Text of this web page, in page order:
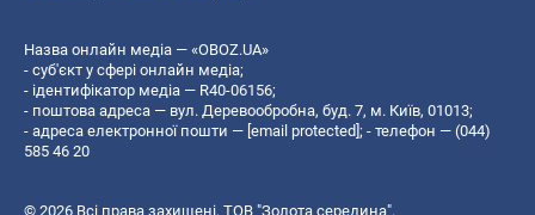
Назва онлайн медіа — «OBOZ.UA»
- суб'єкт у сфері онлайн медіа;
- ідентифікатор медіа — R40-06156;
- поштова адреса — вул. Деревообробна, буд. 7, м. Київ, 01013;
- адреса електронної пошти — [email protected] ; - телефон — (044)
585 46 20
© 2026 Всі права захищені, ТОВ "Золота середина".